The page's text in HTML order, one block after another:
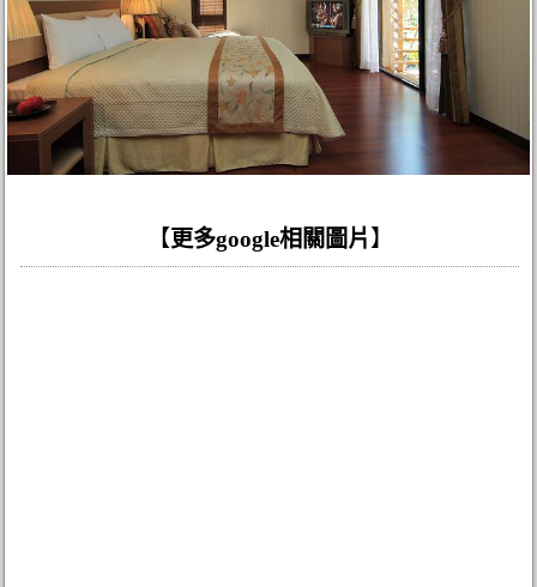
【更多google相關圖片】